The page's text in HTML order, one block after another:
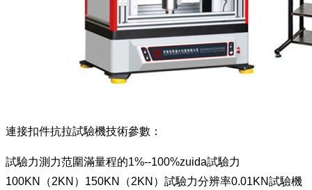
連接扣件抗拉試驗機技術參數：
試驗力測力范圍滿量程的1%--100%zuida試驗力
100KN（2KN）150KN（2KN）試驗力分辨率0.01KN試驗機